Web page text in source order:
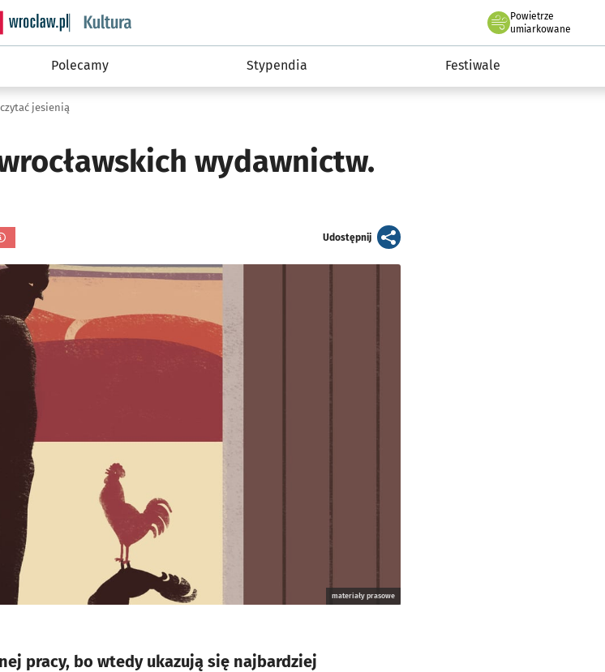
informacyjny wroclaw.pl podserwis: Kultura
Powietrze
we Wrocławiu
umiarkowane
Polecamy Stypendia Festiwale
jesienią
wydawnictw.
Udostępnijartykuł
materiały prasowe
pracy, bo wtedy ukazują się najbardziej